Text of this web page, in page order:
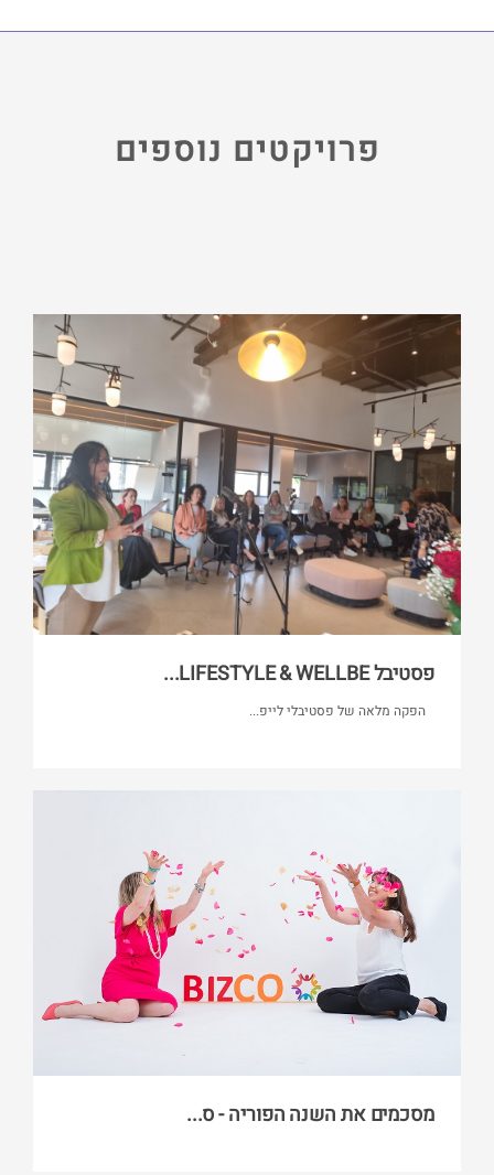
פרויקטים נוספים
פסטיבל LIFESTYLE & WELLBE...
הפקה מלאה של פסטיבלי לייפ...
מסכמים את השנה הפוריה - ס...